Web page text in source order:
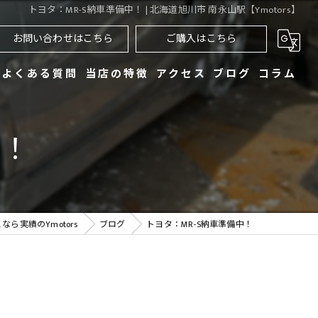
トヨタ：MR-S納車準備中！ | 北海道旭川市 南永山駅【Ymotors】
お問い合わせはこちら ご購入はこちら
よくある質問 当店の特徴
販売
整備
アクセス ブログ コラム
ら実績のYmotors ブログ トヨタ：MR-S納車準備中！